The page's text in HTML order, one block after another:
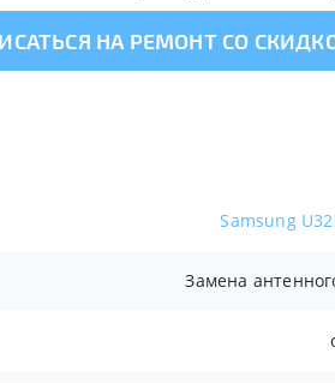
НА РЕМОНТ СО
Samsung
Замена